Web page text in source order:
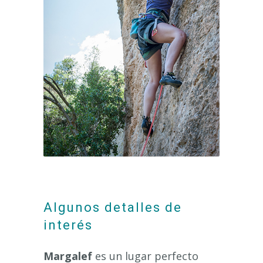
Algunos detalles de
interés
Margalef es un lugar perfecto